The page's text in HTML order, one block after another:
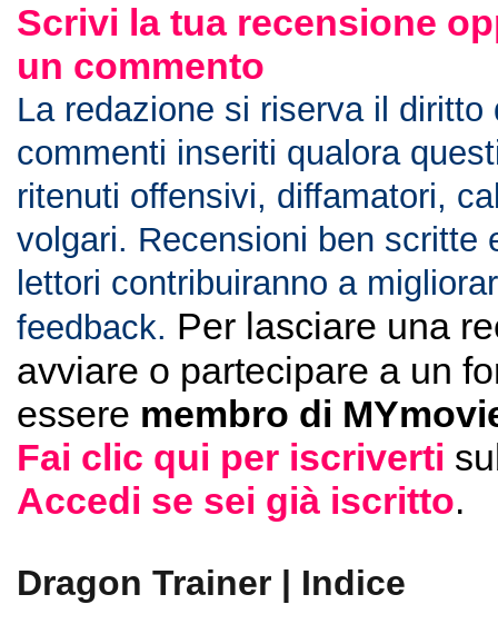
Scrivi la tua recensione
un commento
La redazione si riserva il diritto
commenti inseriti qualora
ritenuti offensivi, diffamatori,
volgari. Recensioni ben scritte
lettori contribuiranno a
feedback. Per lasciare una
avviare o partecipare a un
essere membro di
Fai clic qui per iscriverti
Accedi se sei già iscritto.
Dragon Trainer | Indice